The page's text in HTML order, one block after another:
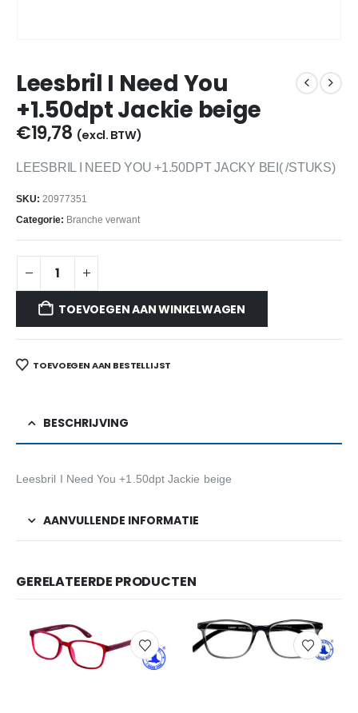
Leesbril I Need You
+1.50dpt Jackie beige
€19,78 (excl. BTW)
LEESBRIL I NEED YOU +1.50DPT JACKY BEI( /STUKS)
SKU: 20977351
Categorie: Branche verwant
TOEVOEGEN AAN WINKELWAGEN
TOEVOEGEN AAN BESTELLIJST
BESCHRIJVING
Leesbril I Need You +1.50dpt Jackie beige
AANVULLENDE INFORMATIE
GERELATEERDE PRODUCTEN